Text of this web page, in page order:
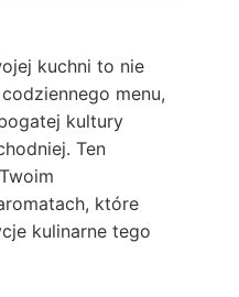
kuchni to nie
menu,
kultury
Ten
które
kulinarne tego